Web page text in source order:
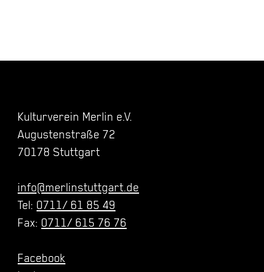
Kulturverein Merlin e.V.
Augustenstraße 72
70178 Stuttgart
info@merlinstuttgart.de
Tel: 0711/ 61 85 49
Fax: 0711/ 615 76 76
Facebook